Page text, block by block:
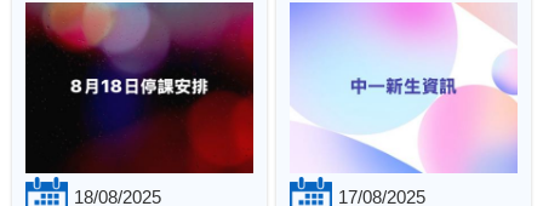
18/08/2025 17/08/2025